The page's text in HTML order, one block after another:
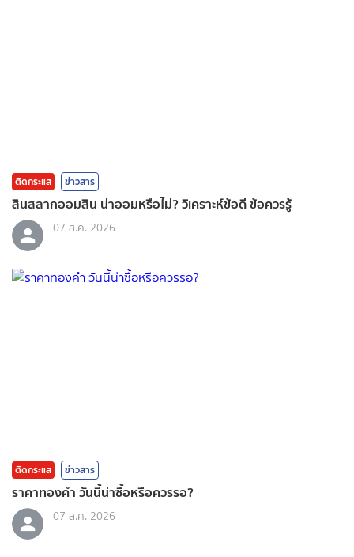
ติดกระแส ข่าวสาร
สินสลากออมสิน น่าออมหรือไม่? วิเคราะห์ข้อดี ข้อควรรู้
07 ส.ค. 2026
ติดกระแส ข่าวสาร
ราคาทองคํา วันนี้น่าซื้อหรือควรรอ?
07 ส.ค. 2026